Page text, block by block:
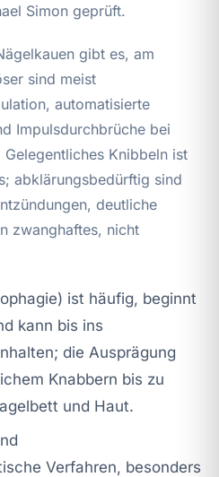
Simon geprüft.
gibt es, am
sind meist
automatisierte
Impulsdurchbrüche bei
Knibbeln ist
abklärungsbedürftig sind
deutliche
zwanghaftes, nicht
ist häufig, beginnt
kann bis ins
die Ausprägung
Knabbern bis zu
und Haut.
Verfahren, besonders